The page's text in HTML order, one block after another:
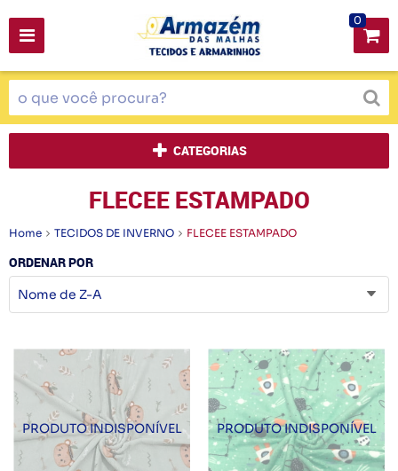
0
CATEGORIAS
FLECEE ESTAMPADO
Home TECIDOS DE INVERNO FLECEE ESTAMPADO
ORDENAR POR
Nome de Z-A